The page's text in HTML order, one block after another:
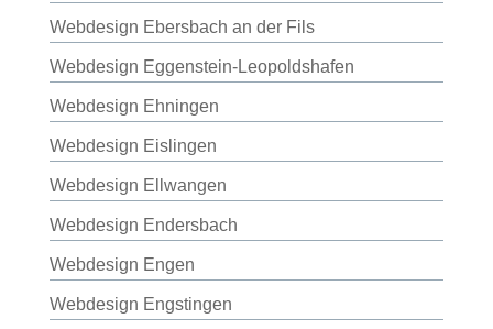
Webdesign Ebersbach an der Fils
Webdesign Eggenstein-Leopoldshafen
Webdesign Ehningen
Webdesign Eislingen
Webdesign Ellwangen
Webdesign Endersbach
Webdesign Engen
Webdesign Engstingen